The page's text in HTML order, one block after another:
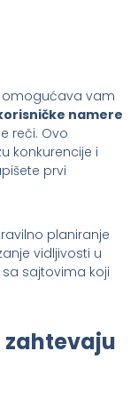
omogućava vam
namere
reči. Ovo
konkurencije i
prvi
planiranje
vidljivosti u
sajtovima koji